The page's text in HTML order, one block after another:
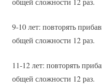
9-10 лет: повторять
общей сложности 12 раз.
11-12 лет: повторять
общей сложности 12 раз.